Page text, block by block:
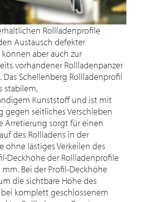
Rollladenprofile
Austausch defekter
aber auch zur
vorhandener Rollladenpanzer
Schellenberg Rollladenprofil
stabilem,
Kunststoff und ist mit
gegen seitliches Verschieben
Arretierung sorgt für einen
des Rollladens in der
ohne lästiges Verkeilen des
Deckhöhe der Rollladenprofile
Bei der Profil-Deckhöhe
die sichtbare Höhe des
komplett geschlossenem